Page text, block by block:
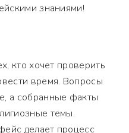
знаниями!
кто хочет проверить
время. Вопросы
а собранные факты
темы.
делает процесс